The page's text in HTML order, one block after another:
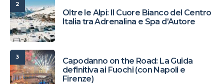
2
Oltre le Alpi: Il Cuore Bianco del Centro
Italia tra Adrenalina e Spa d’Autore
3
Capodanno on the Road: La Guida
definitiva ai Fuochi (con Napoli e
Firenze)